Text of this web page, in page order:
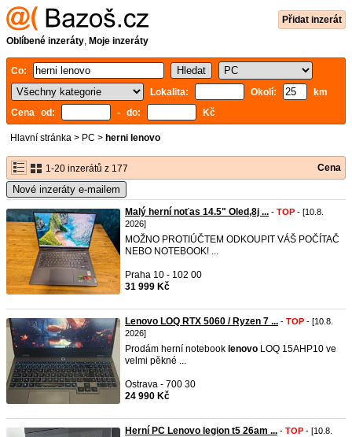
Přidat inzerát
Oblíbené inzeráty, Moje inzeráty
Co:
Lokalita:
Okolí:
km
Cena od:
- do: Kč
Hlavní stránka > PC > herni lenovo
1-20 inzerátů z 177 Cena
Nové inzeráty e-mailem
Malý herní noťas 14.5" Oled,8j ... - TOP - [10.8.
2026]
MOŽNO PROTIÚČTEM ODKOUPIT VÁŠ POČÍTAČ
NEBO NOTEBOOK! ...
Praha 10 - 102 00
31 999 Kč
Lenovo LOQ RTX 5060 / Ryzen 7 ... - TOP - [10.8.
2026]
Prodám herní notebook lenovo LOQ 15AHP10 ve
velmi pěkné ...
Ostrava - 700 30
24 990 Kč
Herní PC Lenovo legion t5 26am ... - TOP - [10.8.